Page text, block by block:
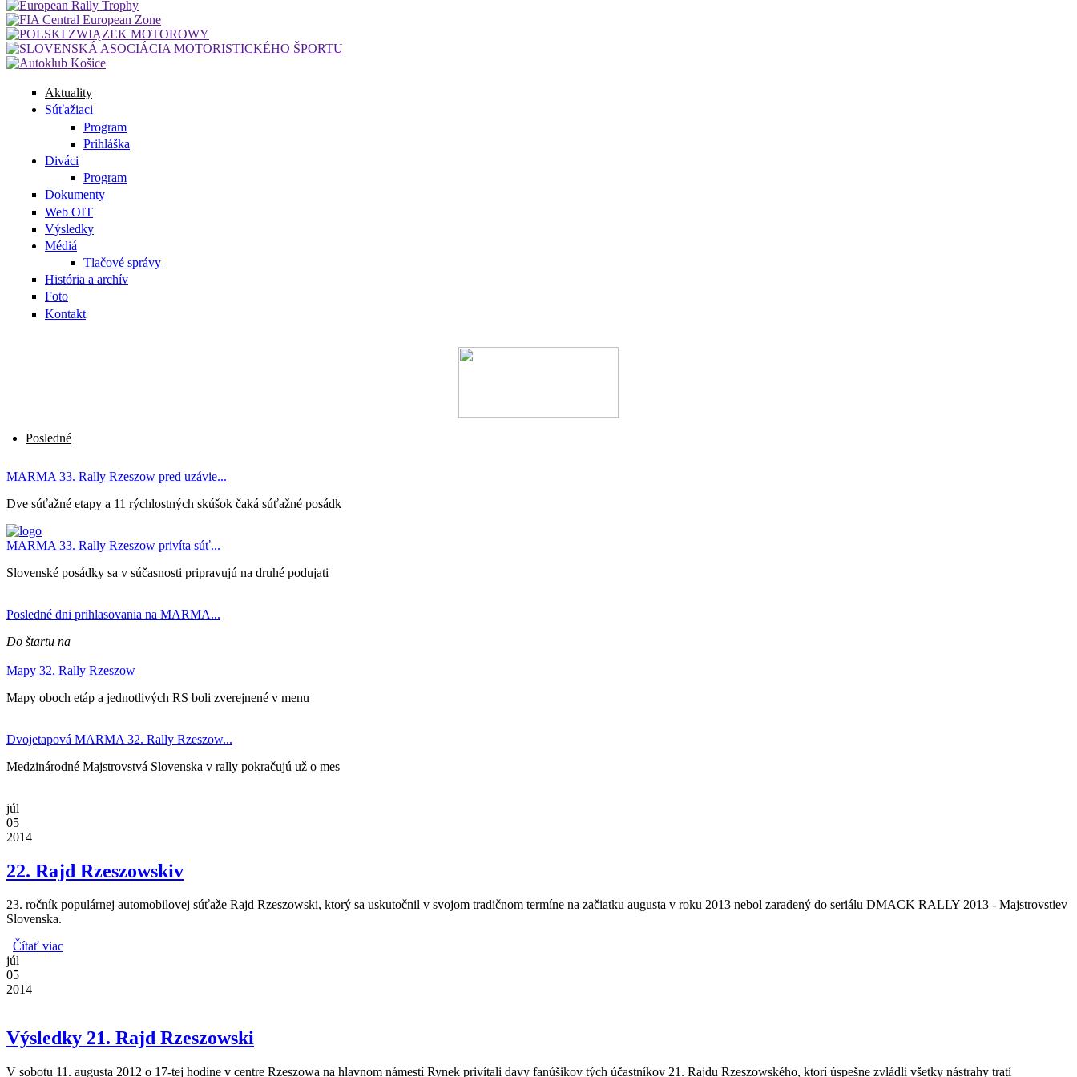
Aktuality
Súťažiaci
Program
Prihláška
Diváci
Program
Dokumenty
Web OIT
Výsledky
Médiá
Tlačové správy
História a archív
Foto
Kontakt
Posledné
MARMA 33. Rally Rzeszow pred uzávie...
Dve súťažné etapy a 11 rýchlostných skúšok čaká súťažné posádk
MARMA 33. Rally Rzeszow privíta súť...
Slovenské posádky sa v súčasnosti pripravujú na druhé podujati
Posledné dni prihlasovania na MARMA...
Do štartu na
Mapy 32. Rally Rzeszow
Mapy oboch etáp a jednotlivých RS boli zverejnené v menu
Dvojetapová MARMA 32. Rally Rzeszow...
Medzinárodné Majstrovstvá Slovenska v rally pokračujú už o mes
júl
05
2014
22. Rajd Rzeszowskiv
23. ročník populárnej automobilovej súťaže Rajd Rzeszowski, ktorý sa uskutočnil v svojom tradičnom termíne na začiatku augusta v roku 2013 nebol zaradený do seriálu DMACK RALLY 2013 - Majstrovstiev
Slovenska.
Čítať viac
júl
05
2014
Výsledky 21. Rajd Rzeszowski
V sobotu 11. augusta 2012 o 17-tej hodine v centre Rzeszowa na hlavnom námestí Rynek privítali davy fanúšikov tých účastníkov 21. Rajdu Rzeszowského, ktorí úspešne zvládli všetky nástrahy tratí